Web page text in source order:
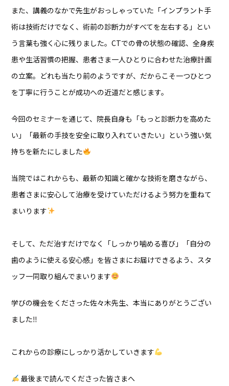
また、講義のなかで先生がおっしゃっていた「インプラント手
術は技術だけでなく、術前の診断力がすべてを左右する」とい
う言葉も強く心に残りました。CTでの骨の状態の確認、全身疾
患や生活習慣の把握、患者さま一人ひとりに合わせた治療計画
の立案――。どれも当たり前のようですが、だからこそ一つひとつ
を丁寧に行うことが成功への近道だと感じます。
今回のセミナーを通じて、院長自身も「もっと診断力を高めた
い」「最新の手技を安全に取り入れていきたい」という強い気
持ちを新たにしました
当院ではこれからも、最新の知識と確かな技術を磨きながら、
患者さまに安心して治療を受けていただけるよう努力を重ねて
まいります
そして、ただ治すだけでなく「しっかり噛める喜び」「自分の
歯のように使える安心感」を皆さまにお届けできるよう、スタ
ッフ一同取り組んでまいります
学びの機会をくださった佐々木先生、本当にありがとうござい
ました‼︎
これからの診療にしっかり活かしていきます
最後まで読んでくださった皆さまへ